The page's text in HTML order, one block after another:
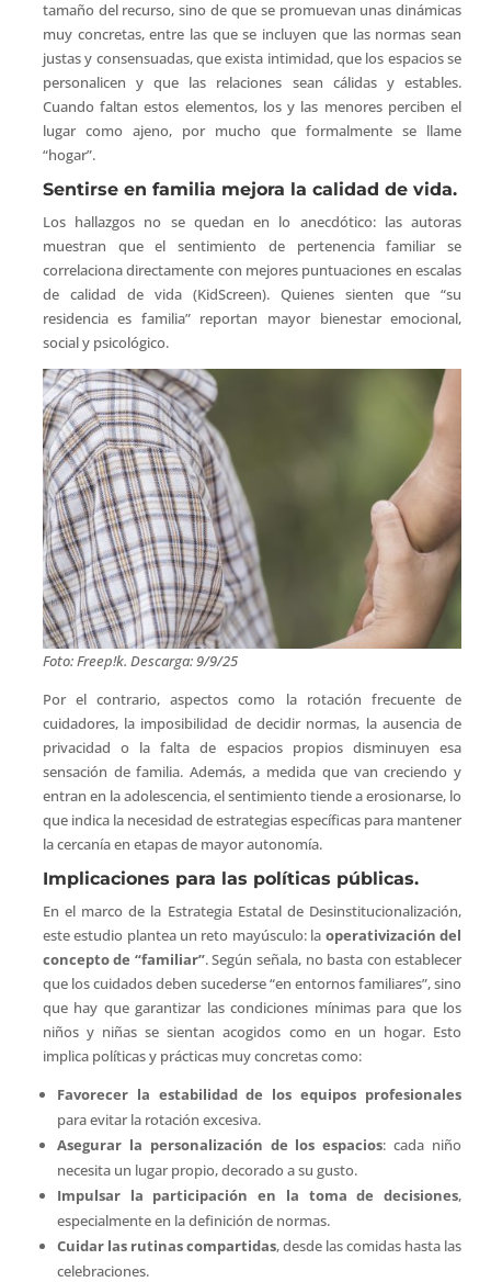
tamaño del recurso, sino de que se promuevan unas dinámicas
muy concretas, entre las que se incluyen que las normas sean
justas y consensuadas, que exista intimidad, que los espacios se
personalicen y que las relaciones sean cálidas y estables.
Cuando faltan estos elementos, los y las menores perciben el
lugar como ajeno, por mucho que formalmente se llame
“hogar”.
Sentirse en familia mejora la calidad de vida.
Los hallazgos no se quedan en lo anecdótico: las autoras
muestran que el sentimiento de pertenencia familiar se
correlaciona directamente con mejores puntuaciones en escalas
de calidad de vida (KidScreen). Quienes sienten que “su
residencia es familia” reportan mayor bienestar emocional,
social y psicológico.
Foto: Freep!k. Descarga: 9/9/25
Por el contrario, aspectos como la rotación frecuente de
cuidadores, la imposibilidad de decidir normas, la ausencia de
privacidad o la falta de espacios propios disminuyen esa
sensación de familia. Además, a medida que van creciendo y
entran en la adolescencia, el sentimiento tiende a erosionarse, lo
que indica la necesidad de estrategias específicas para mantener
la cercanía en etapas de mayor autonomía.
Implicaciones para las políticas públicas.
En el marco de la Estrategia Estatal de Desinstitucionalización,
este estudio plantea un reto mayúsculo: la operativización del
concepto de “familiar”. Según señala, no basta con establecer
que los cuidados deben sucederse “en entornos familiares”, sino
que hay que garantizar las condiciones mínimas para que los
niños y niñas se sientan acogidos como en un hogar. Esto
implica políticas y prácticas muy concretas como:
Favorecer la estabilidad de los equipos profesionales
para evitar la rotación excesiva.
Asegurar la personalización de los espacios: cada niño
necesita un lugar propio, decorado a su gusto.
Impulsar la participación en la toma de decisiones,
especialmente en la definición de normas.
Cuidar las rutinas compartidas, desde las comidas hasta las
celebraciones.